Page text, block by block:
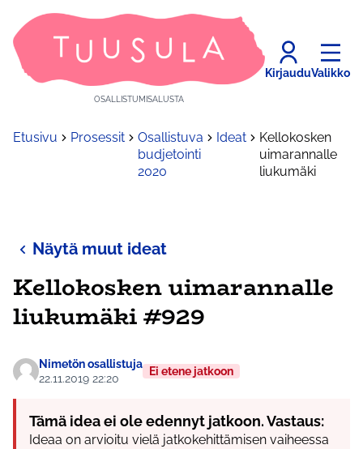
OSALLISTUMISALUSTA
KirjauduValikko
Etusivu Prosessit
Osallistuva
budjetointi
2020
Ideat
Kellokosken
uimarannalle
liukumäki
Näytä muut ideat
Kellokosken uimarannalle
liukumäki #929
Nimetön osallistuja
22.11.2019 22:20
Ei etene jatkoon
Tämä idea ei ole edennyt jatkoon. Vastaus:
Ideaa on arvioitu vielä jatkokehittämisen vaiheessa